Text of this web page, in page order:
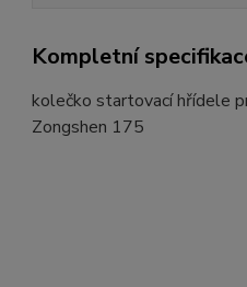
Kompletní
kolečko startovací hřídele
Zongshen 175